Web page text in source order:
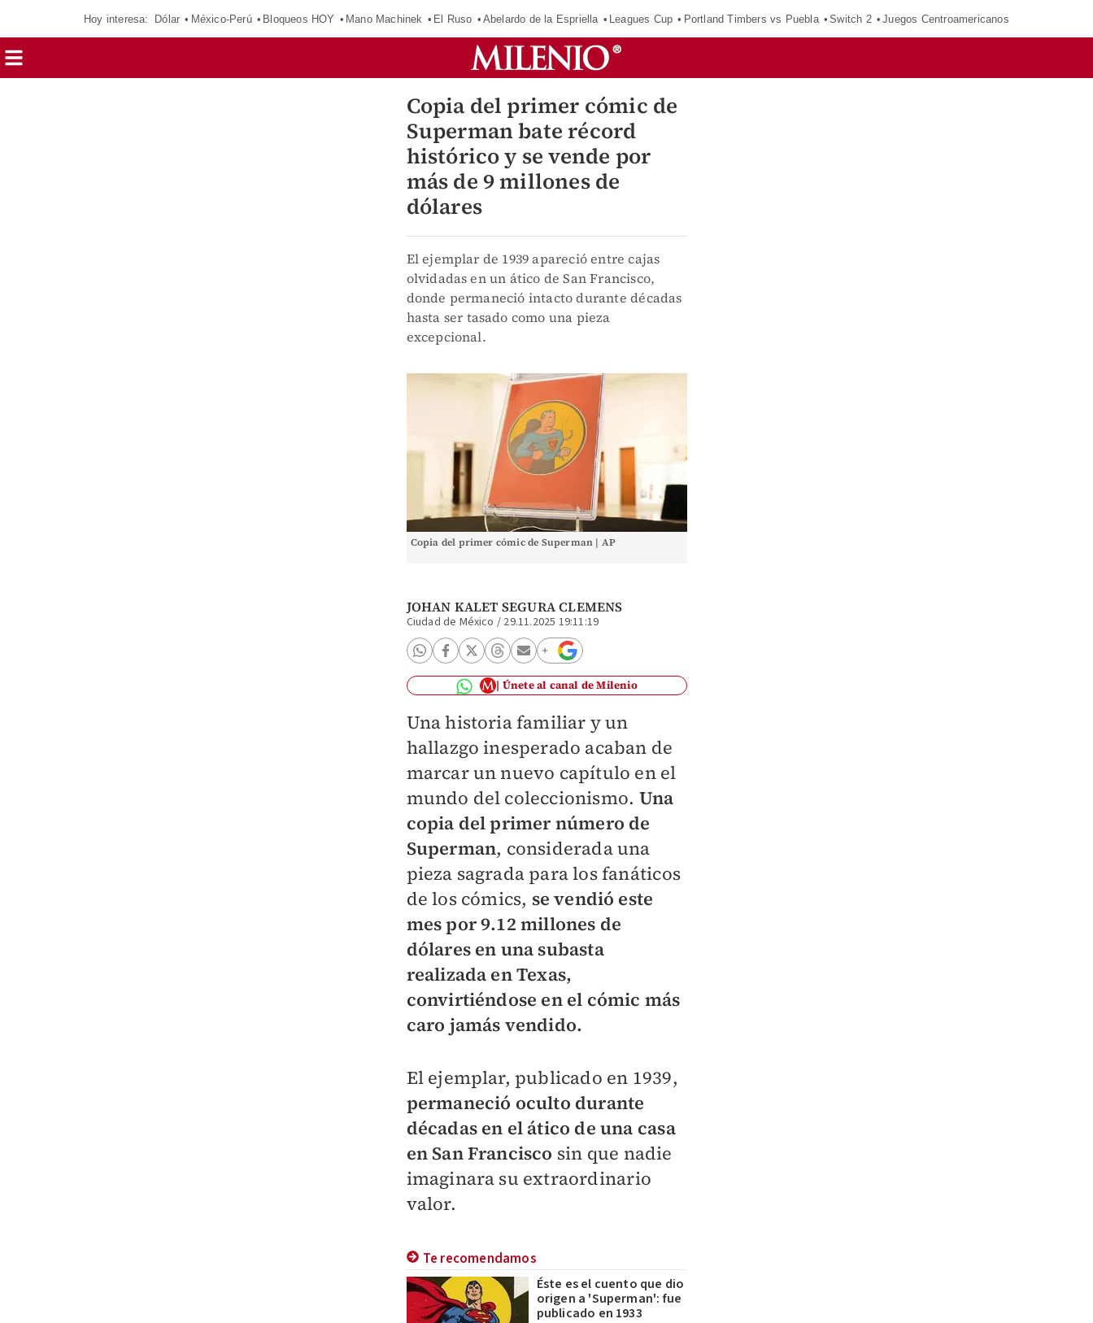
Hoy interesa: Dólar México-Perú Bloqueos HOY Mano Machinek El Ruso Abelardo de la Espriella Leagues Cup Portland Timbers vs Puebla Switch 2 Juegos Centroamericanos
Copia del primer cómic de
Superman bate récord
histórico y se vende por
más de 9 millones de
dólares
El ejemplar de 1939 apareció entre cajas
olvidadas en un ático de San Francisco,
donde permaneció intacto durante décadas
hasta ser tasado como una pieza
excepcional.
Copia del primer cómic de Superman | AP
JOHAN KALET SEGURA CLEMENS
Ciudad de México / 29.11.2025 19:11:19
Únete al canal de Milenio
Una historia familiar y un
hallazgo inesperado acaban de
marcar un nuevo capítulo en el
mundo del coleccionismo. Una
copia del primer número de
Superman, considerada una
pieza sagrada para los fanáticos
de los cómics, se vendió este
mes por 9.12 millones de
dólares en una subasta
realizada en Texas,
convirtiéndose en el cómic más
caro jamás vendido.
El ejemplar, publicado en 1939,
permaneció oculto durante
décadas en el ático de una casa
en San Francisco sin que nadie
imaginara su extraordinario
valor.
Te recomendamos
Éste es el cuento que dio
origen a 'Superman': fue
publicado en 1933